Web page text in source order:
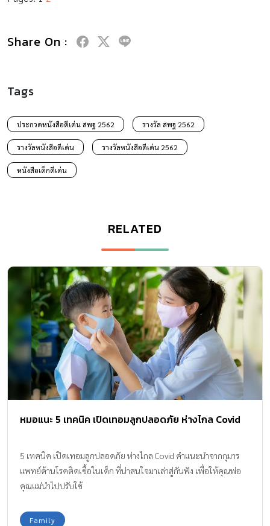
Share On :
Tags
ประกวดหนังสือดีเด่น สพฐ 2562 รางวัล สพฐ 2562
รางวัลหนังสือดีเด่น รางวัลหนังสือดีเด่น 2562
หนังสือเด็กดีเด่น
RELATED
หมอแนะ 5 เทคนิค เปิดเทอมลูกปลอดภัย ห่างไกล Covid
5 เทคนิค เปิดเทอมลูกปลอดภัย ห่างไกล Covid คำแนะนำจากกุมาร
แพทย์ด้านโรคติดเชื้อในเด็ก ที่น่าสนใจมาเล่าสู่กันฟัง เพื่อให้คุณพ่อ
คุณแม่นำไปปรับใช้
Family